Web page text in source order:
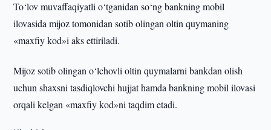
To‘lov muvaffaqiyatli o‘tganidan so‘ng bankning mobil
ilovasida mijoz tomonidan sotib olingan oltin quymaning
«maxfiy kod»i aks ettiriladi.
Mijoz sotib olingan o‘lchovli oltin quymalarni bankdan olish
uchun shaxsni tasdiqlovchi hujjat hamda bankning mobil ilovasi
orqali kelgan «maxfiy kod»ni taqdim etadi.